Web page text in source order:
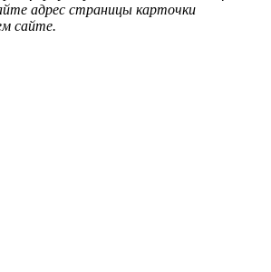
адрес страницы карточки
сайте.